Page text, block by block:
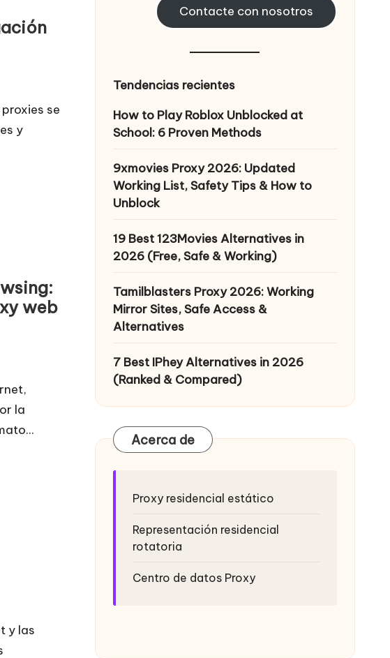
se
y
web
la
y las
Contacte con nosotros
Tendencias recientes
How to Play Roblox Unblocked at
School: 6 Proven Methods
9xmovies Proxy 2026: Updated
Working List, Safety Tips & How to
Unblock
19 Best 123Movies Alternatives in
2026 (Free, Safe & Working)
Tamilblasters Proxy 2026: Working
Mirror Sites, Safe Access &
Alternatives
7 Best IPhey Alternatives in 2026
(Ranked & Compared)
Acerca de
Proxy residencial estático
Representación residencial
rotatoria
Centro de datos Proxy